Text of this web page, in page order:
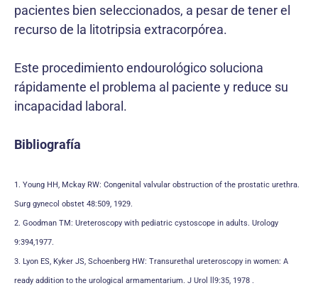
pacientes bien seleccionados, a pesar de tener el
recurso de la litotripsia extracorpórea.
Este procedimiento endourológico soluciona
rápidamente el problema al paciente y reduce su
incapacidad laboral.
Bibliografía
1. Young HH, Mckay RW: Congenital valvular obstruction of the prostatic urethra.
Surg gynecol obstet 48:509, 1929.
2. Goodman TM: Ureteroscopy with pediatric cystoscope in adults. Urology
9:394,1977.
3. Lyon ES, Kyker JS, Schoenberg HW: Transurethal ureteroscopy in women: A
ready addition to the urological armamentarium. J Urol ll9:35, 1978 .